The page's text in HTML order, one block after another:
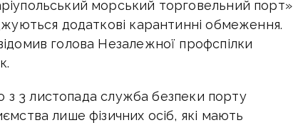
морський торговельний порт»
додаткові карантинні обмеження.
голова Незалежної профспілки
з 3 листопада служба безпеки порту
лише фізичних осіб, які мають